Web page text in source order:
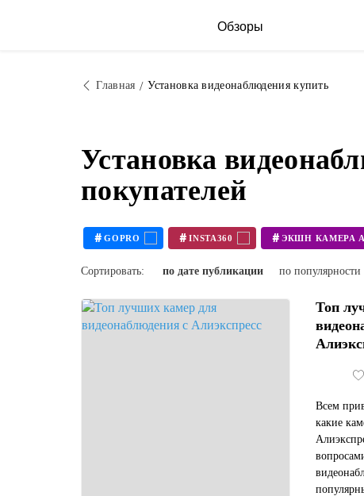
Обзоры
Главная Установка видеонаблюдения купить
Установка
покупателей
# GOPRO # INSTA360 #
Сортировать: по дате публикации по популярности
Топ
Всем
какие